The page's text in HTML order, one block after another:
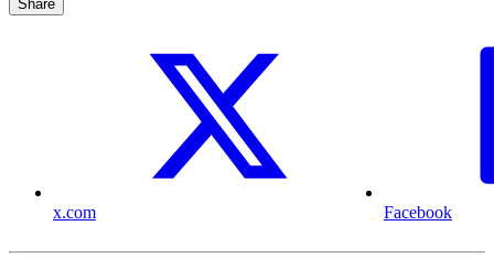
Share
x.com Facebook